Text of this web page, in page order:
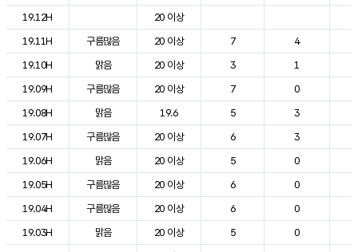
19.12H
20 이상
19.11H
구름많음 20 이상 7 4
19.10H
맑음 20 이상 3 1
19.09H
구름많음 20 이상 7 0
19.08H
맑음 19.6 5 3
19.07H
구름많음 20 이상 6 3
19.06H
맑음 20 이상 5 0
19.05H
구름많음 20 이상 6 0
19.04H
구름많음 20 이상 6 0
19.03H
맑음 20 이상 5 0